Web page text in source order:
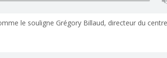
le souligne Grégory Billaud, directeur du